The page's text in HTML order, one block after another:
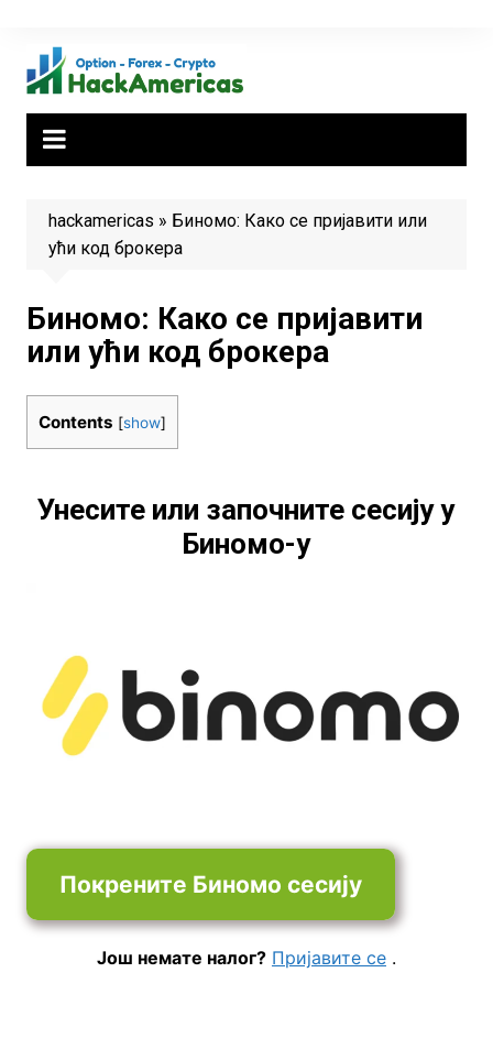
content
hackamericas » Биномо: Како се пријавити или
ући код брокера
Биномо: Како се пријавити
или ући код брокера
Contents [show]
Унесите или започните сесију у
Биномо-у
Покрените Биномо сесију
Још немате налог? Пријавите се.